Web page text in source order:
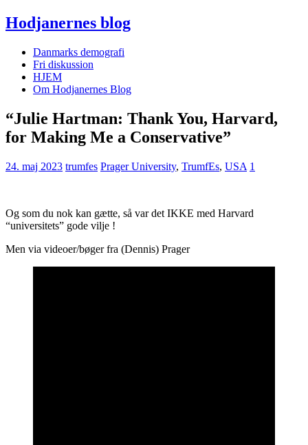
Hodjanernes blog
Danmarks demografi
Fri diskussion
HJEM
Om Hodjanernes Blog
“Julie Hartman: Thank You, Harvard,
for Making Me a Conservative”
24. maj 2023 trumfes Prager University, TrumfEs, USA 1
Og som du nok kan gætte, så var det IKKE med Harvard
“universitets” gode vilje !
Men via videoer/bøger fra (Dennis) Prager